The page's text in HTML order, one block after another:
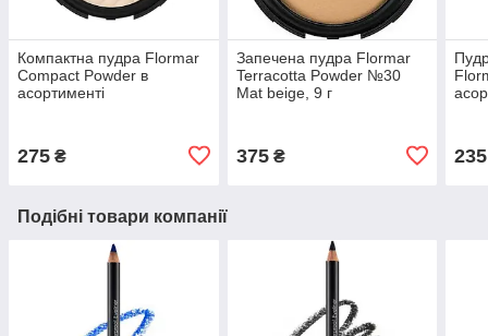
Компактна пудра Flormar
Compact Powder в
асортименті
275 ₴
Запечена пудра Flormar
Terracotta Powder №30
Mat beige, 9 г
375₴ 235
Подібні товари компанії